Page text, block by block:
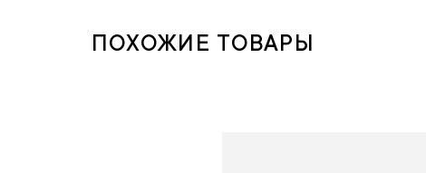
ПОХОЖИЕ ТОВАРЫ